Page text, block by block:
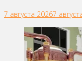
7 августа 20267